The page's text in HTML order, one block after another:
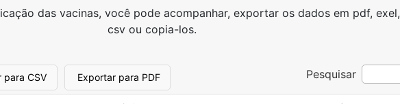
das vacinas, você pode acompanhar, exportar os dados em pdf, exel,
csv ou copia-los.
para CSV Exportar para PDF Pesquisar